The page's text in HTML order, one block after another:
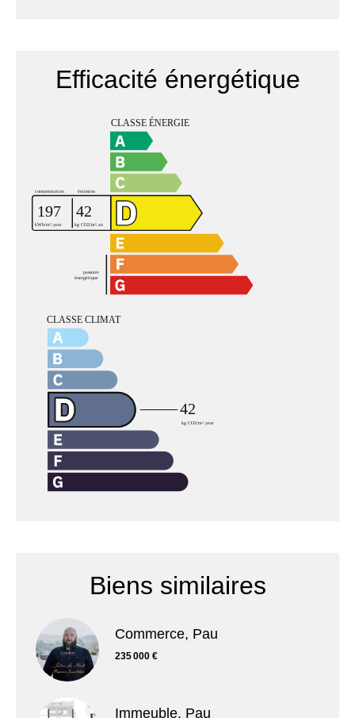
Efficacité énergétique
Biens similaires
Commerce, Pau
235 000 €
Immeuble, Pau